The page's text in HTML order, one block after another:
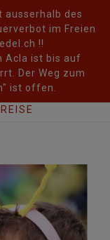
ausserhalb des
im Freien
!!
Acla ist bis auf
Der Weg zum
ist offen.